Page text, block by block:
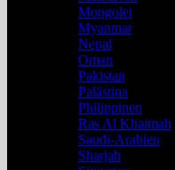
Mongolei
Myanmar
Nepal
Oman
Pakistan
Palästina
Philippinen
Ras Al Khaimah
Saudi-Arabien
Sharjah